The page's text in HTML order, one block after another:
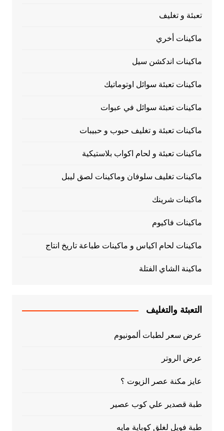
تعبئة و تغليف
ماكينات أخري
ماكينات اندكشن سيل
ماكينات تعبئة سوائل اوتوماتيك
ماكينات تعبئة سوائل في عبوات
ماكينات تعبئة و تغليف حبوب و حبيبات
ماكينات تعبئة و لحام اكواب بلاستيكية
ماكينات تغليف سلوفان وماكينات لصق ليبل
ماكينات شرينك
ماكينات فاكيوم
ماكينات لحام اكياس و ماكينات طباعة تاريخ انتاج
ماكينة الشاي الفتلة
التعبئة والتغليف
عرض سعر لطبات ألمونيوم
عرض الروتر
عايز مكنة عصر الزيوت ؟
طبة قصدير علي كوب عصير
طبة فويل لغلق كوباية مايه